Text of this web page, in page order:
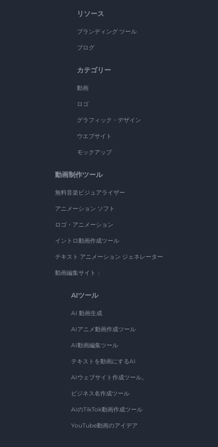
リソース
ブランディング ツール
ブログ
カテゴリー
動画
ロゴ
グラフィック・デザイン
ウエブサイト
モックアップ
動画制作ツール
無料音楽ビジュアライザー
アニメーション ソフト
ロゴ・アニメーション
イントロ動画作成ツール
テキスト アニメーション ジェネレーター
動画編集サイト：
AIツール
AI 動画生成
AIアニメ動画作成ツール
AI動画編集ツール
テキストを動画にするAI
AIウェブサイト作成ツール。
ビジネス名作成ツール
AIのTikTok動画作成ツール
YouTube動画のアイデア